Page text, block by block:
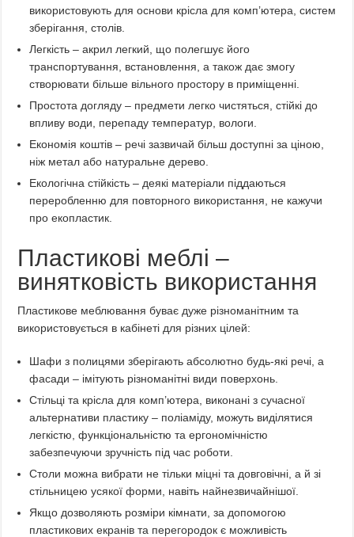
використовують для основи крісла для комп’ютера, систем
зберігання, столів.
Легкість – акрил легкий, що полегшує його
транспортування, встановлення, а також дає змогу
створювати більше вільного простору в приміщенні.
Простота догляду – предмети легко чистяться, стійкі до
впливу води, перепаду температур, вологи.
Економія коштів – речі зазвичай більш доступні за ціною,
ніж метал або натуральне дерево.
Екологічна стійкість – деякі матеріали піддаються
переробленню для повторного використання, не кажучи
про екопластик.
Пластикові меблі –
винятковість використання
Пластикове меблювання буває дуже різноманітним та
використовується в кабінеті для різних цілей:
Шафи з полицями зберігають абсолютно будь-які речі, а
фасади – імітують різноманітні види поверхонь.
Стільці та крісла для комп’ютера, виконані з сучасної
альтернативи пластику – поліаміду, можуть виділятися
легкістю, функціональністю та ергономічністю
забезпечуючи зручність під час роботи.
Столи можна вибрати не тільки міцні та довговічні, а й зі
стільницею усякої форми, навіть найнезвичайнішої.
Якщо дозволяють розміри кімнати, за допомогою
пластикових екранів та перегородок є можливість